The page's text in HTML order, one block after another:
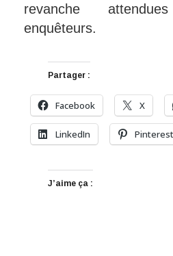
revanche
enquêteurs.
Partager :
Facebook X
LinkedIn Pinterest
J’aime ça :